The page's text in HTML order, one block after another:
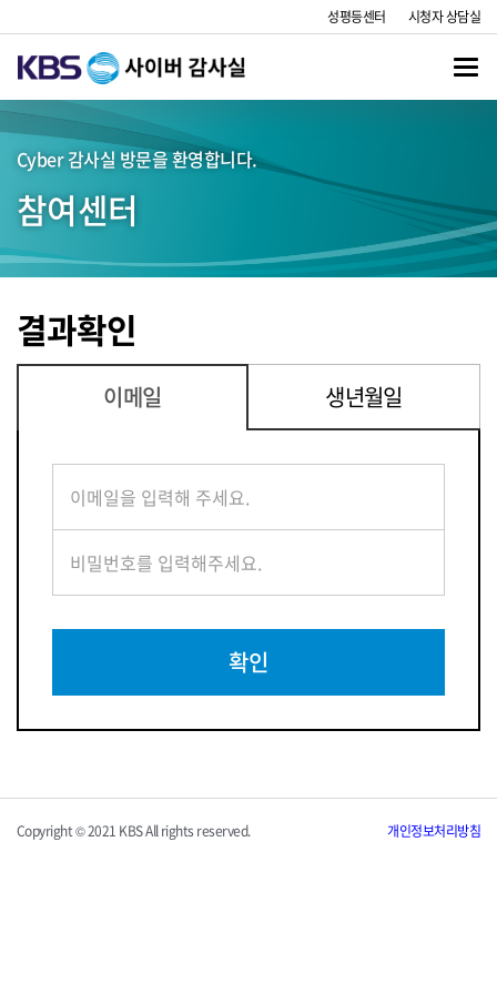
성평등센터 시청자 상담실
Cyber 감사실 방문을 환영합니다.
참여센터
결과확인
이메일 생년월일
확인
Copyright © 2021 KBS All rights reserved. 개인정보처리방침